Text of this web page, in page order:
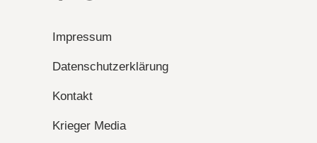
Impressum
Datenschutzerklärung
Kontakt
Krieger Media